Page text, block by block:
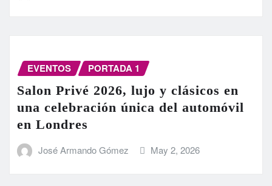
EVENTOS PORTADA 1
Salon Privé 2026, lujo y clásicos en
una celebración única del automóvil
en Londres
José Armando Gómez May 2, 2026